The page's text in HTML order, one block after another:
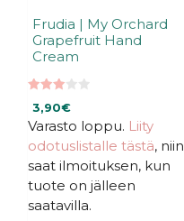
Frudia | My Orchard
Grapefruit Hand
Cream
5:stä
3,90€
Varasto loppu. Liity
odotuslistalle tästä, niin
saat ilmoituksen, kun
tuote on jälleen
saatavilla.